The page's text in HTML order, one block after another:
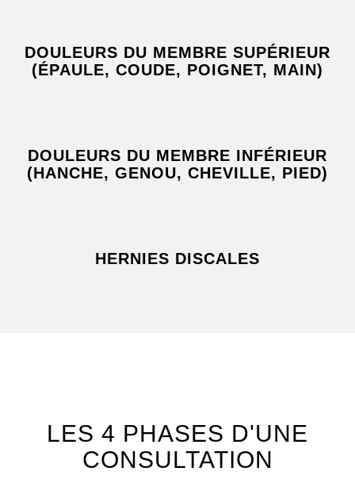
DOULEURS DU MEMBRE SUPÉRIEUR
(ÉPAULE, COUDE, POIGNET, MAIN)
DOULEURS DU MEMBRE INFÉRIEUR
(HANCHE, GENOU, CHEVILLE, PIED)
HERNIES DISCALES
LES 4 PHASES D'UNE
CONSULTATION